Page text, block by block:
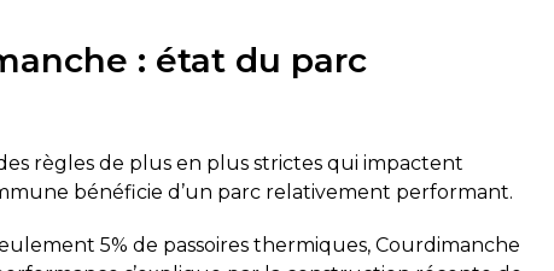
: état du parc
règles de plus en plus strictes qui impactent
bénéficie d’un parc relativement performant.
5% de passoires thermiques, Courdimanche